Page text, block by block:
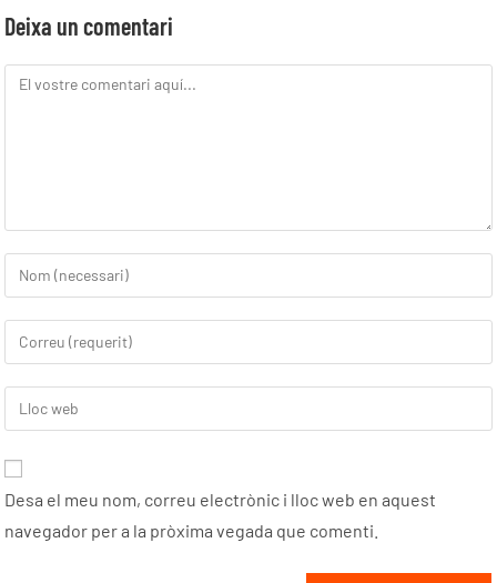
Deixa un comentari
Desa el meu nom, correu electrònic i lloc web en aquest
navegador per a la pròxima vegada que comenti.